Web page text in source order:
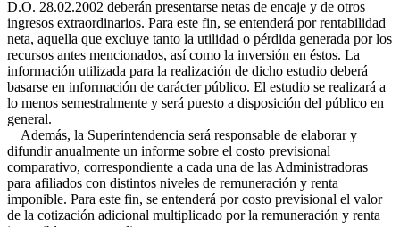
D.O. 28.02.2002 deberán presentarse netas de encaje y de otros
ingresos extraordinarios. Para este fin, se entenderá por rentabilidad
neta, aquella que excluye tanto la utilidad o pérdida generada por los
recursos antes mencionados, así como la inversión en éstos. La
información utilizada para la realización de dicho estudio deberá
basarse en información de carácter público. El estudio se realizará a
lo menos semestralmente y será puesto a disposición del público en
general.
Además, la Superintendencia será responsable de elaborar y
difundir anualmente un informe sobre el costo previsional
comparativo, correspondiente a cada una de las Administradoras
para afiliados con distintos niveles de remuneración y renta
imponible. Para este fin, se entenderá por costo previsional el valor
de la cotización adicional multiplicado por la remuneración y renta